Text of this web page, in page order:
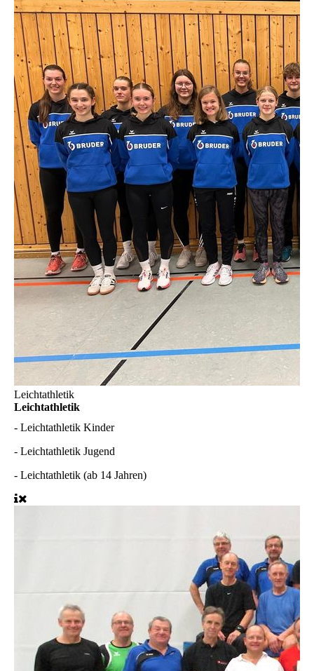
Leichtathletik
Leichtathletik
- Leichtathletik Kinder
- Leichtathletik Jugend
- Leichtathletik (ab 14 Jahren)